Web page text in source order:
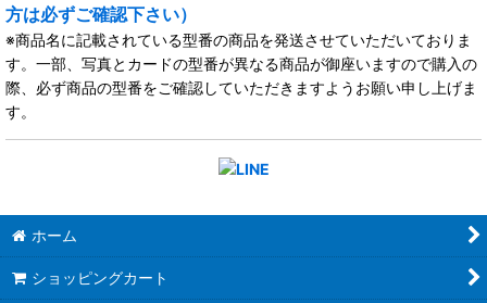
方は必ずご確認下さい）
※商品名に記載されている型番の商品を発送させていただいておりま
す。一部、写真とカードの型番が異なる商品が御座いますので購入の
際、必ず商品の型番をご確認していただきますようお願い申し上げま
す。
ホーム
ショッピングカート